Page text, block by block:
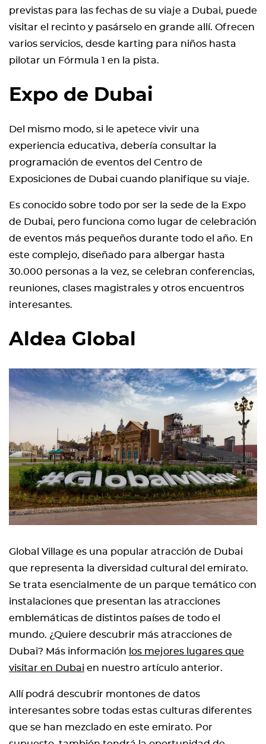
previstas para las fechas de su viaje a Dubai, puede
visitar el recinto y pasárselo en grande allí. Ofrecen
varios servicios, desde karting para niños hasta
pilotar un Fórmula 1 en la pista.
Expo de Dubai
Del mismo modo, si le apetece vivir una
experiencia educativa, debería consultar la
programación de eventos del Centro de
Exposiciones de Dubai cuando planifique su viaje.
Es conocido sobre todo por ser la sede de la Expo
de Dubai, pero funciona como lugar de celebración
de eventos más pequeños durante todo el año. En
este complejo, diseñado para albergar hasta
30.000 personas a la vez, se celebran conferencias,
reuniones, clases magistrales y otros encuentros
interesantes.
Aldea Global
Global Village es una popular atracción de Dubai
que representa la diversidad cultural del emirato.
Se trata esencialmente de un parque temático con
instalaciones que presentan las atracciones
emblemáticas de distintos países de todo el
mundo. ¿Quiere descubrir más atracciones de
Dubai? Más información los mejores lugares que
visitar en Dubai en nuestro artículo anterior.
Allí podrá descubrir montones de datos
interesantes sobre todas estas culturas diferentes
que se han mezclado en este emirato. Por